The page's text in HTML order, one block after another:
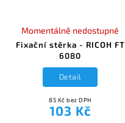
Fixační stěrka - RICOH FT
6080
Momentálně nedostupné
85 Kč bez DPH
103 Kč
Detail